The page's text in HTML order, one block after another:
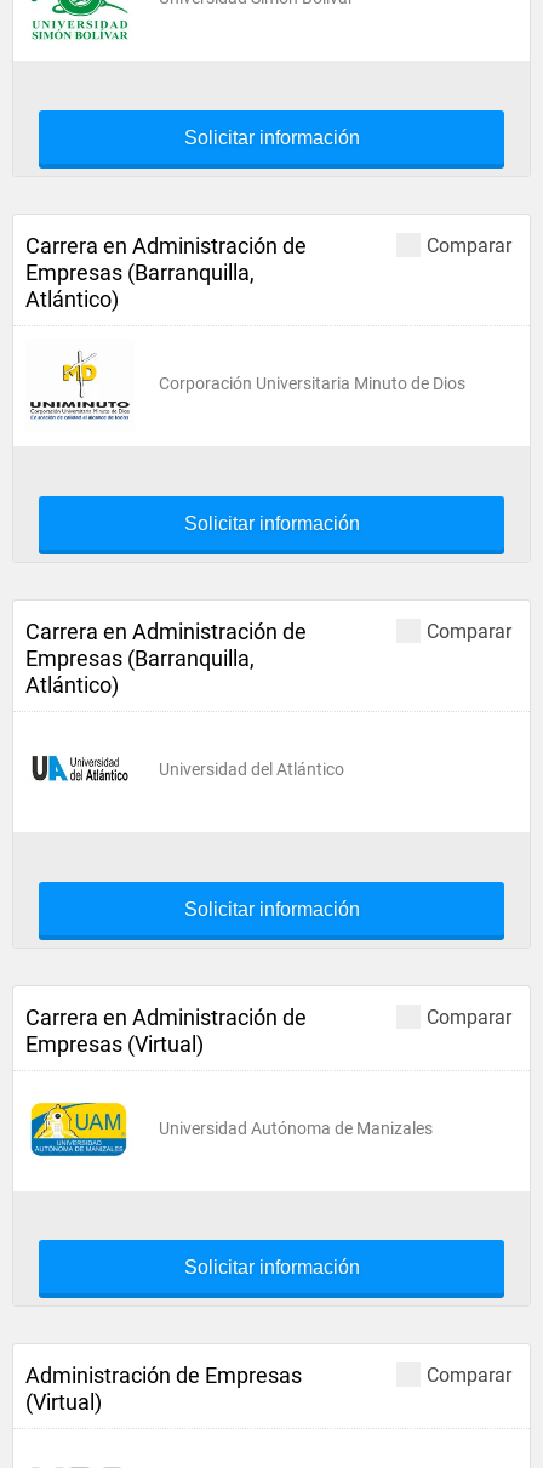
Solicitar información
Comparar
Carrera en Administración de
Empresas (Barranquilla,
Atlántico)
Corporación Universitaria Minuto de Dios
Solicitar información
Comparar
Carrera en Administración de
Empresas (Barranquilla,
Atlántico)
Universidad del Atlántico
Solicitar información
Comparar
Carrera en Administración de
Empresas (Virtual)
Universidad Autónoma de Manizales
Solicitar información
Comparar
Administración de Empresas
(Virtual)